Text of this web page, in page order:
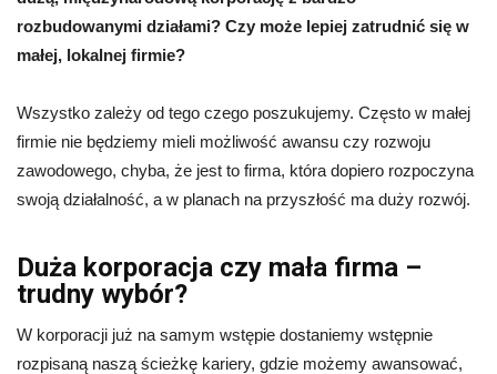
rozbudowanymi działami? Czy może lepiej zatrudnić się w
małej, lokalnej firmie?
Wszystko zależy od tego czego poszukujemy. Często w małej
firmie nie będziemy mieli możliwość awansu czy rozwoju
zawodowego, chyba, że jest to firma, która dopiero rozpoczyna
swoją działalność, a w planach na przyszłość ma duży rozwój.
Duża korporacja czy mała firma –
trudny wybór?
W korporacji już na samym wstępie dostaniemy wstępnie
rozpisaną naszą ścieżkę kariery, gdzie możemy awansować,